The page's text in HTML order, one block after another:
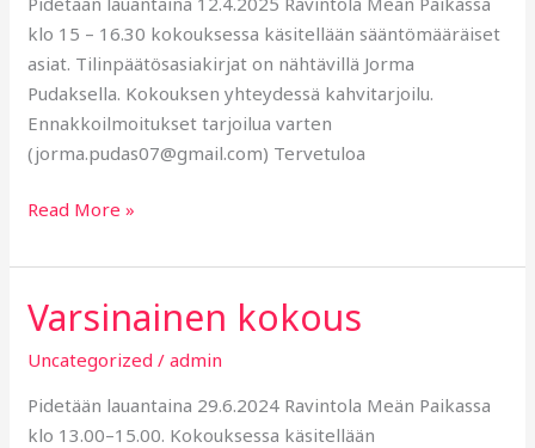
klo 15 – 16.30 kokouksessa käsitellään sääntömääräiset
asiat. Tilinpäätösasiakirjat on nähtävillä Jorma
Pudaksella. Kokouksen yhteydessä kahvitarjoilu.
Ennakkoilmoitukset tarjoilua varten
(jorma.pudas07@gmail.com) Tervetuloa
Read More »
Varsinainen kokous
Uncategorized /admin
Pidetään lauantaina 29.6.2024 Ravintola Meän Paikassa
klo 13.00–15.00. Kokouksessa käsitellään
Varsinainen
kokous